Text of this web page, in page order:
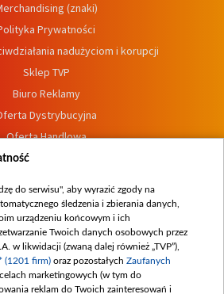
(znaki)
Prywatności
nadużyciom i korupcji
Sklep TVP
Biuro Reklamy
Dystrybucyjna
Oferta Handlowa
Dostępność
zgłoszeń wewnętrznych
do serwisu", aby wyrazić zgody na
śledzenia i zbierania danych,
urządzeniu końcowym i ich
Twoich danych osobowych przez
w likwidacji (zwaną dalej również „TVP”),
(1201 firm) oraz pozostałych Zaufanych
celach marketingowych (w tym do
reklam do Twoich zainteresowań i